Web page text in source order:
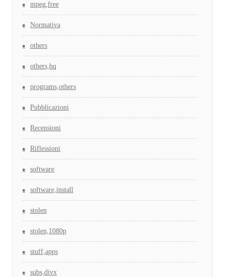
mpeg,free
Normativa
others
others,hq
programs,others
Pubblicazioni
Recensioni
Riflessioni
software
software,install
stolen
stolen,1080p
stuff,apps
subs,divx